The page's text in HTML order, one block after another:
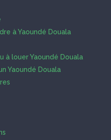
à Yaoundé Douala
à louer Yaoundé Douala
Yaoundé Douala